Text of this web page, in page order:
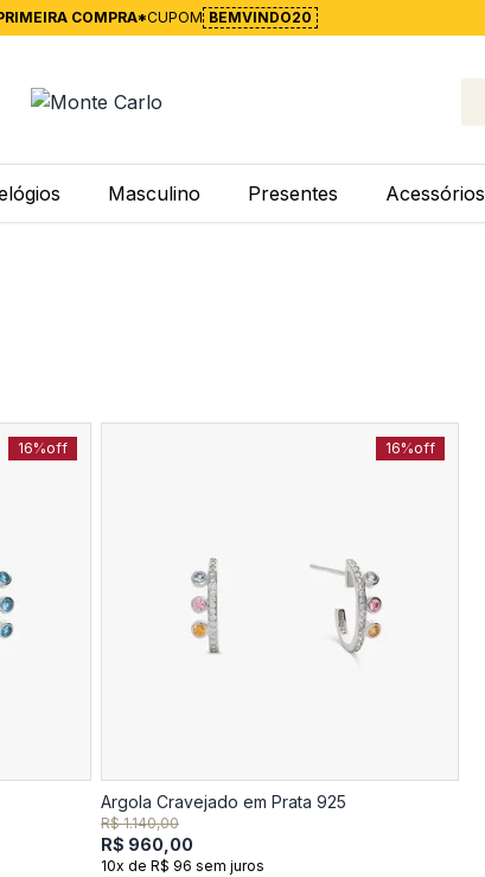
COMPRA*CUPOM BEMVINDO20
Masculino Presentes Acessórios
16%off 16%off
Argola Cravejado em Prata 925
R$ 1.140,00
R$ 960,00
10x de R$ 96 sem juros